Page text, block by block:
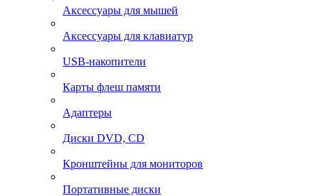
Аксессуары для мышей
Аксессуары для клавиатур
USB-накопители
Карты флеш памяти
Адаптеры
Диски DVD, CD
Кронштейны для мониторов
Портативные диски